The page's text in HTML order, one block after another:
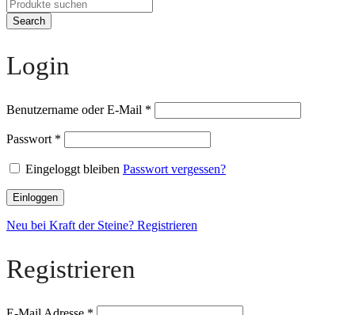
Search
Login
Benutzername oder E-Mail *
Passwort *
Eingeloggt bleiben Passwort vergessen?
Einloggen
Neu bei Kraft der Steine? Registrieren
Registrieren